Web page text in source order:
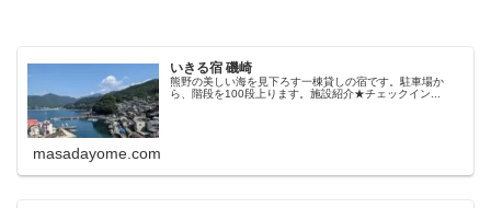
いきる宿 磯崎
熊野の美しい海を見下ろす一棟貸しの宿です。駐車場か
ら、階段を100段上ります。施設紹介★チェックイン...
masadayome.com